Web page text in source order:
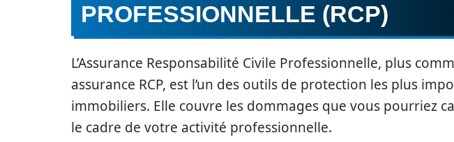
PROFESSIONNELLE (RCP)
L’Assurance Responsabilité Civile Professionnelle, plus
assurance RCP, est l’un des outils de protection les plus
immobiliers. Elle couvre les dommages que vous pourriez
le cadre de votre activité professionnelle.